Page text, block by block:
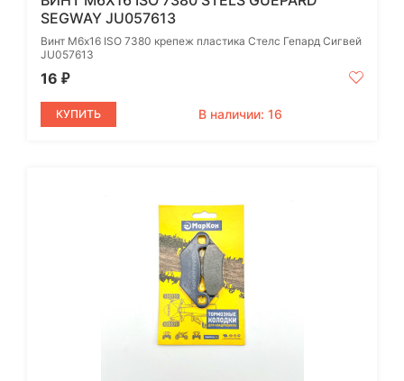
SEGWAY JU057613
Винт М6х16 ISO 7380 крепеж пластика Стелс Гепард Сигвей
JU057613
16 ₽
КУПИТЬ В наличии: 16